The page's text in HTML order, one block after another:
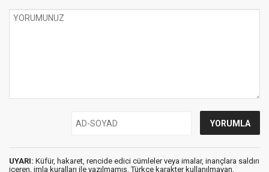
UYARI: Küfür, hakaret, rencide edici cümleler veya imalar, inançlara saldırı
içeren, imla kuralları ile yazılmamış, Türkçe karakter kullanılmayan,